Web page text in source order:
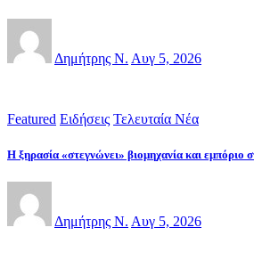
Δημήτρης Ν. Αυγ 5, 2026
Featured Ειδήσεις Τελευταία Νέα
Η ξηρασία «στεγνώνει» βιομηχανία και εμπόριο
Δημήτρης Ν. Αυγ 5, 2026